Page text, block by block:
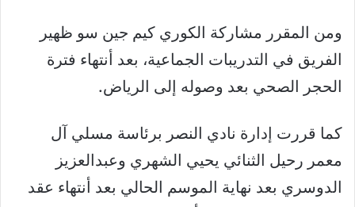
ومن المقرر مشاركة الكوري كيم جين سو ظهير
الفريق في التدريبات الجماعية، بعد أنتهاء فترة
الحجر الصحي بعد وصوله إلى الرياض.
كما قررت إدارة نادي النصر برئاسة مسلي آل
معمر رحيل الثنائي يحيي الشهري وعبدالعزيز
الدوسري بعد نهاية الموسم الحالي بعد أنتهاء عقد